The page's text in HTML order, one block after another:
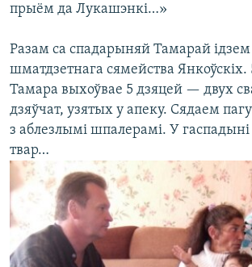
прыём да Лукашэнкі…»
Разам са спадарыняй Тамарай ідзем
шматдзетнага сямейства Янкоўскіх.
Тамара выхоўвае 5 дзяцей — двух
дзяўчат, узятых у апеку. Сядаем
з аблезлымі шпалерамі. У
твар…